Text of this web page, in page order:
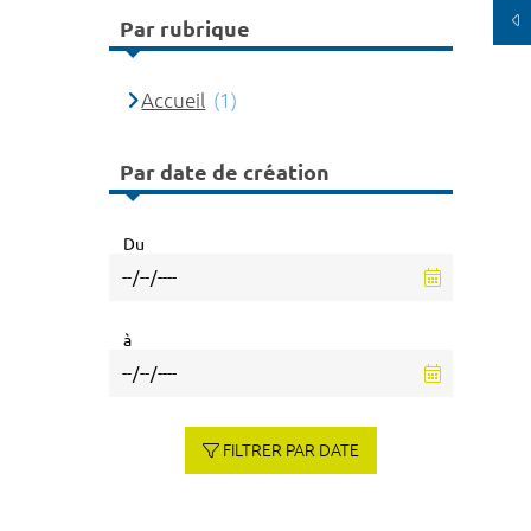
Par rubrique
Accueil (1)
Par date de création
Du
à
FILTRER PAR DATE